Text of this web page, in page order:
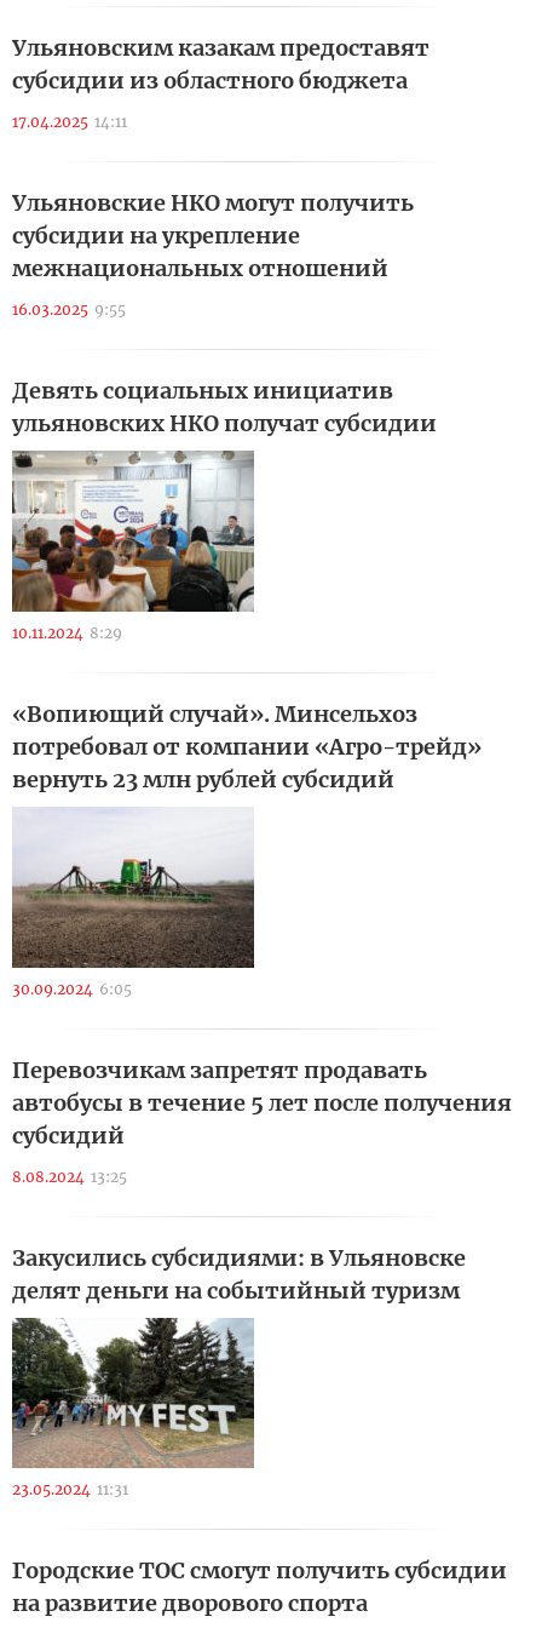
Ульяновским казакам предоставят
субсидии из областного бюджета
17.04.2025 14:11
Ульяновские НКО могут получить
субсидии на укрепление
межнациональных отношений
16.03.2025 9:55
Девять социальных инициатив
ульяновских НКО получат субсидии
10.11.2024 8:29
«Вопиющий случай». Минсельхоз
потребовал от компании «Агро-трейд»
вернуть 23 млн рублей субсидий
30.09.2024 6:05
Перевозчикам запретят продавать
автобусы в течение 5 лет после получения
субсидий
8.08.2024 13:25
Закусились субсидиями: в Ульяновске
делят деньги на событийный туризм
23.05.2024 11:31
Городские ТОС смогут получить субсидии
на развитие дворового спорта